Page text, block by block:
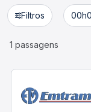
Filtros
1 passagens